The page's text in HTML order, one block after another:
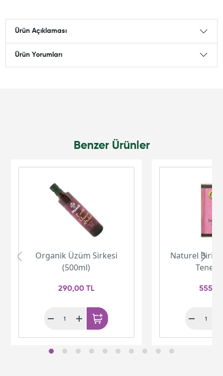
Ürün Açıklaması
Ürün Yorumları
Benzer Ürünler
Organik Üzüm Sirkesi
(500ml)
290,00 TL
Naturel